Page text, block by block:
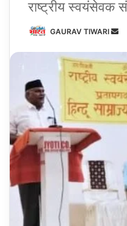
राष्ट्रीय स्वयंसेवक
GAURAV TIWARI